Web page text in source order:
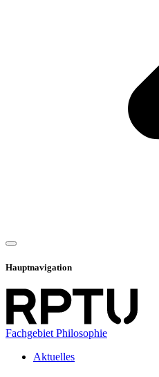
Hauptnavigation
Fachgebiet Philosophie
Aktuelles